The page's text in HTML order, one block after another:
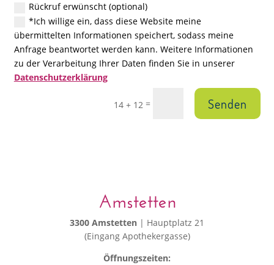
Rückruf erwünscht (optional)
*Ich willige ein, dass diese Website meine
übermittelten Informationen speichert, sodass meine
Anfrage beantwortet werden kann. Weitere Informationen
zu der Verarbeitung Ihrer Daten finden Sie in unserer
Datenschutzerklärung
14 + 12 = Senden
Amstetten
3300 Amstetten | Hauptplatz 21
(Eingang Apothekergasse)
Öffnungszeiten: